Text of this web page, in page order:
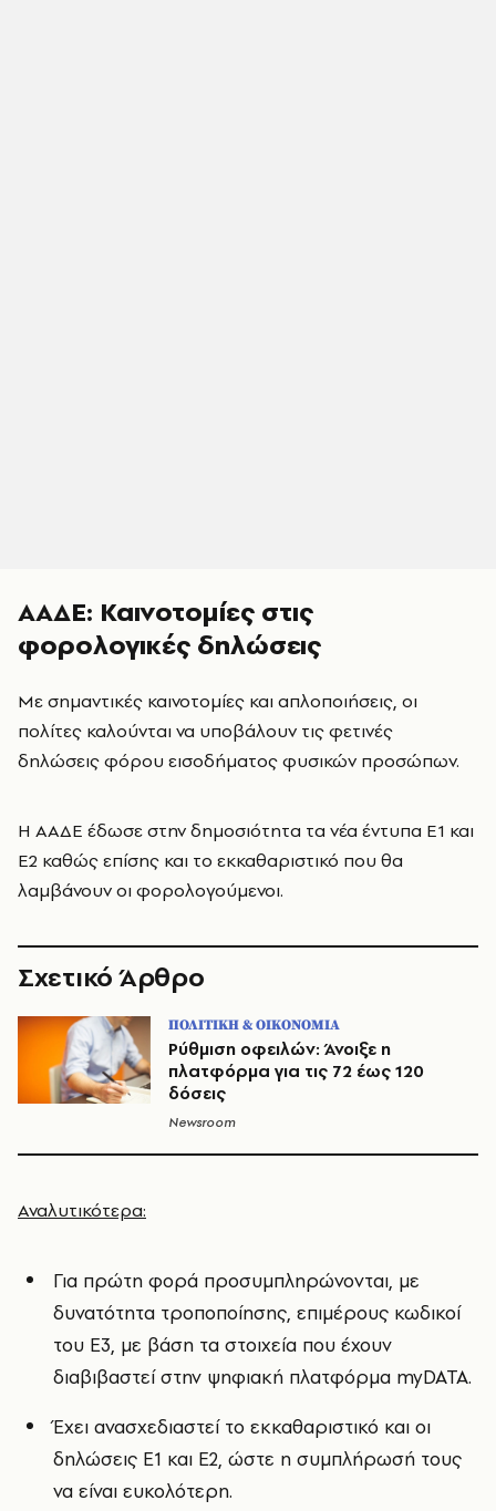
ΑΑΔΕ: Καινοτομίες στις
φορολογικές δηλώσεις
Με σημαντικές καινοτομίες και απλοποιήσεις, οι
πολίτες καλούνται να υποβάλουν τις φετινές
δηλώσεις φόρου εισοδήματος φυσικών προσώπων.
Η ΑΑΔΕ έδωσε στην δημοσιότητα τα νέα έντυπα Ε1 και
Ε2 καθώς επίσης και το εκκαθαριστικό που θα
λαμβάνουν οι φορολογούμενοι.
Σχετικό Άρθρο
ΠΟΛΙΤΙΚΗ & ΟΙΚΟΝΟΜΙΑ
Ρύθμιση οφειλών: Άνοιξε η
πλατφόρμα για τις 72 έως 120
δόσεις
Newsroom
Αναλυτικότερα:
Για πρώτη φορά προσυμπληρώνονται, με
δυνατότητα τροποποίησης, επιμέρους κωδικοί
του Ε3, με βάση τα στοιχεία που έχουν
διαβιβαστεί στην ψηφιακή πλατφόρμα myDATA.
Έχει ανασχεδιαστεί το εκκαθαριστικό και οι
δηλώσεις Ε1 και Ε2, ώστε η συμπλήρωσή τους
να είναι ευκολότερη.